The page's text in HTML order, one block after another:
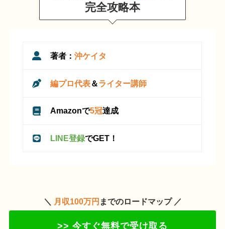
完全攻略本
著者： 沖ケイタ
編プロ代表＆ライター講師
Amazonで5冠達成
LINE登録でGET！
＼ 月収100万円 までのロードマップ ／
>> 今すぐ無料で受け取る